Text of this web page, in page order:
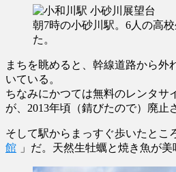
朝7時の小砂川駅。6人の高
た。
まちを眺めると、幹線道路から外
いている。
ちなみにかつては無料のレンタサ
が、2013年頃（錆びたので）廃止
そして駅からまっすぐ歩いたとこ
館 」だ。天然生牡蠣と焼き魚が美